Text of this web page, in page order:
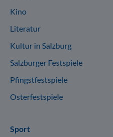
Kino
Literatur
Kultur in Salzburg
Salzburger Festspiele
Pfingstfestspiele
Osterfestspiele
Sport